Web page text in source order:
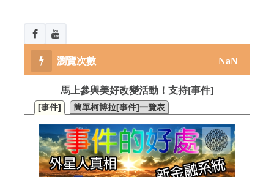
NaN
馬上參與美好改變活動！支持[事件]
[事件] 簡單柯博拉[事件]一覽表